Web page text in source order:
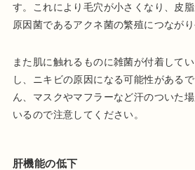
す。これにより毛穴が小さくなり、皮
原因菌であるアクネ菌の繁殖につながり
また肌に触れるものに雑菌が付着して
し、ニキビの原因になる可能性がある
ん、マスクやマフラーなど汗のついた
いるので注意してください。
肝機能の低下